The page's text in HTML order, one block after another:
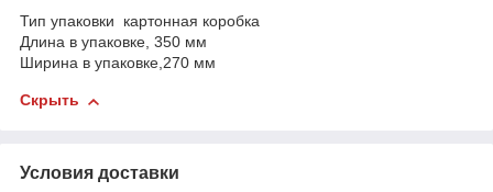
Тип упаковки картонная коробка
Длина в упаковке, 350 мм
Ширина в упаковке,270 мм
Скрыть
Условия доставки